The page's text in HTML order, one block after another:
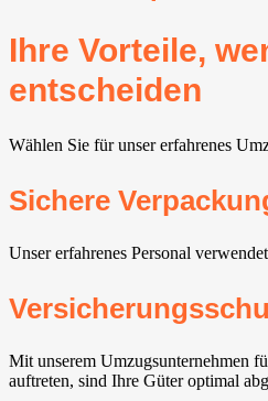
Ihre Vorteile,
entscheiden
Wählen Sie für unser erfahrenes
Sichere
Unser erfahrenes Personal
Mit unserem Umzugsunternehmen
auftreten, sind Ihre Güter optimal